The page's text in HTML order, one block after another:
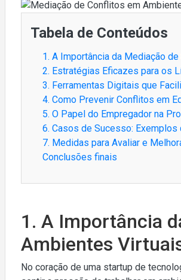
Tabela de Conteúdos
1. A Importância da Mediação
2. Estratégias Eficazes para os
3. Ferramentas Digitais que
4. Como Prevenir Conflitos em
5. O Papel do Empregador na
6. Casos de Sucesso:
7. Medidas para Avaliar e
Conclusões finais
1. A Importância
Ambientes
No coração de uma startup de